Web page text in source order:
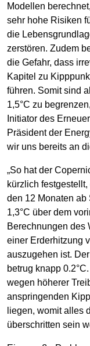
Modellen
sehr hohe Risiken
die
zerstören. Zudem
die Gefahr, dass
Kapitel zu
führen. Somit sind
1,5°C zu
Initiator des
Präsident der
wir uns bereits an
„So hat der
kürzlich
den 12 Monaten
1,3°C über dem
Berechnungen des
einer Erderhitzung
auszugehen ist.
betrug knapp
wegen höherer
anspringenden
liegen, womit alles
überschritten sein